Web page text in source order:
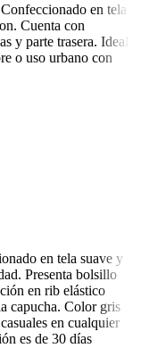
en tela
Cuenta con
y parte trasera. Ideal
o uso urbano con
en tela suave y
Presenta bolsillo
en rib elástico
capucha. Color gris
en cualquier
es de 30 días